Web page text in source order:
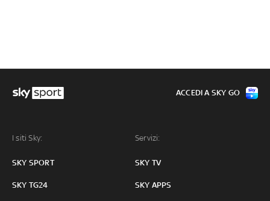
I siti Sky:
SKY SPORT
SKY TG24
Servizi:
SKY TV
SKY APPS
ACCEDI A SKY GO